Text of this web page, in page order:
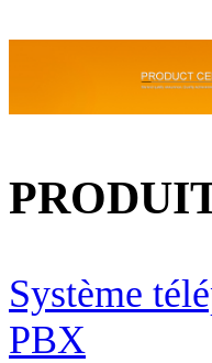
Système
PBX